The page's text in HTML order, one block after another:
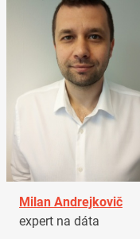
Milan Andrejkovič
expert na dáta